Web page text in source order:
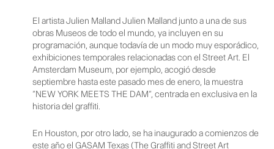
El artista Julien Malland Julien Malland junto a una de sus
obras Museos de todo el mundo, ya incluyen en su
programación, aunque todavía de un modo muy esporádico,
exhibiciones temporales relacionadas con el Street Art. El
Amsterdam Museum, por ejemplo, acogió desde
septiembre hasta este pasado mes de enero, la muestra
“NEW YORK MEETS THE DAM“, centrada en exclusiva en la
historia del graffiti.
En Houston, por otro lado, se ha inaugurado a comienzos de
este año el GASAM Texas (The Graffiti and Street Art